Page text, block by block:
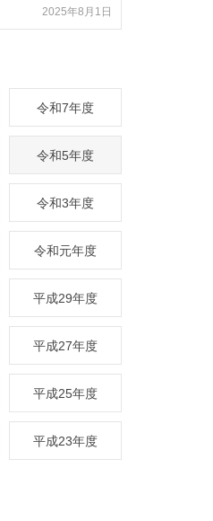
2025年8月1日
令和7年度
令和5年度
令和3年度
令和元年度
平成29年度
平成27年度
平成25年度
平成23年度